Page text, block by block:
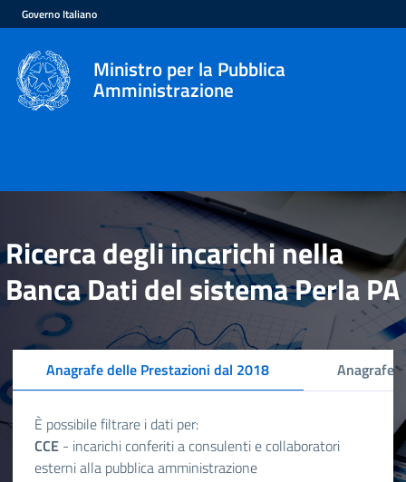
Governo Italiano
Ministro per la Pubblica
Amministrazione
Ricerca degli incarichi nella
Banca Dati del sistema Perla PA
Anagrafe delle Prestazioni dal 2018 Anagrafe
È possibile filtrare i dati per:
CCE - incarichi conferiti a consulenti e collaboratori
esterni alla pubblica amministrazione